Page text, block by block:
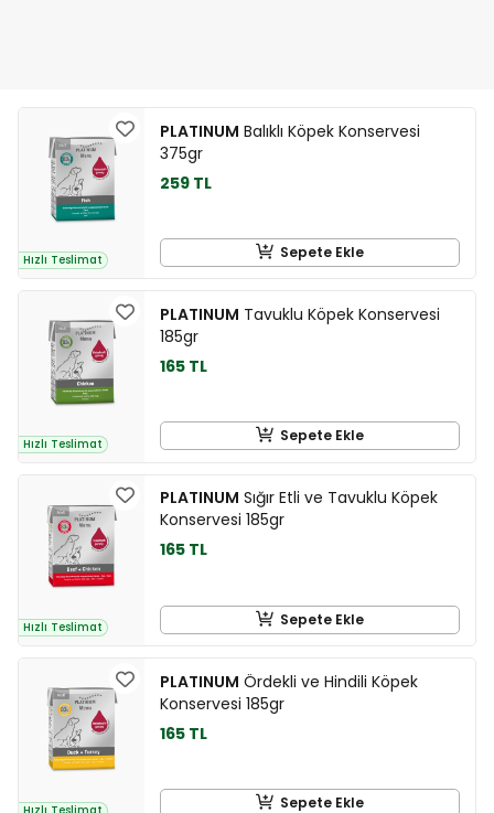
Hızlı Teslimat
PLATINUM Balıklı Köpek Konservesi
375gr
259 TL
Sepete Ekle
Hızlı Teslimat
PLATINUM Tavuklu Köpek Konservesi
185gr
165 TL
Sepete Ekle
Hızlı Teslimat
PLATINUM Sığır Etli ve Tavuklu Köpek
Konservesi 185gr
165 TL
Sepete Ekle
PLATINUM Ördekli ve Hindili Köpek
Konservesi 185gr
165 TL
Sepete Ekle